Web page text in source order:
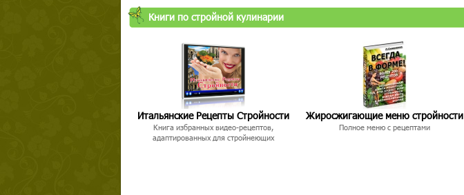
Книги по стройной кулинарии
Итальянские Рецепты Стройности
Книга избранных видео-рецептов,
адаптированных для стройнеющих
Жиросжигающие меню стройности
Полное меню с рецептами